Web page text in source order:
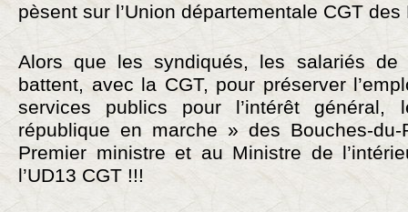
pèsent sur l’Union départementale CGT
Alors que les syndiqués, les salariés de
battent, avec la CGT, pour préserver
services publics pour l’intérêt
république en marche » des Bouches-
Premier ministre et au Ministre de
l’UD13 CGT !!!